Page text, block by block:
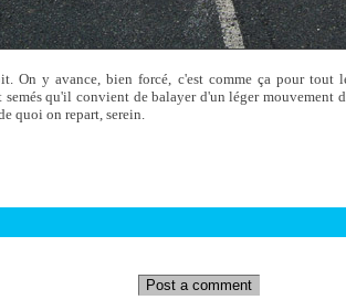
On y avance, bien forcé, c'est comme ça pour tout
semés qu'il convient de balayer d'un léger mouvement
quoi on repart, serein.
Post a comment